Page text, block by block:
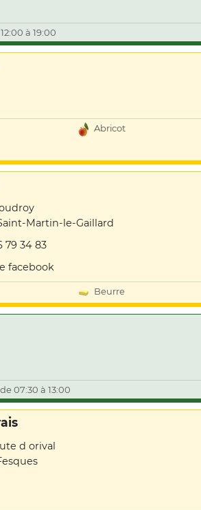
à 19:00
Abricot
Martin-le-Gaillard
79 34 83
facebook
Beurre
07:30 à 13:00
d orival